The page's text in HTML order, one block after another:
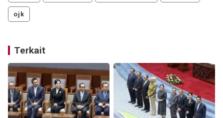
ojk
Terkait